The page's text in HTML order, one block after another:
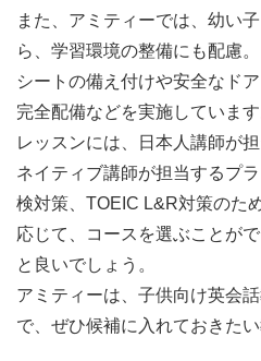
また、アミティーでは、幼い
ら、学習環境の整備にも配慮
シートの備え付けや安全なド
完全配備などを実施しています
レッスンには、日本人講師が
ネイティブ講師が担当するプ
検対策、TOEIC L&R対策のた
応じて、コースを選ぶことが
と良いでしょう。
アミティーは、子供向け英会
で、ぜひ候補に入れておきたい